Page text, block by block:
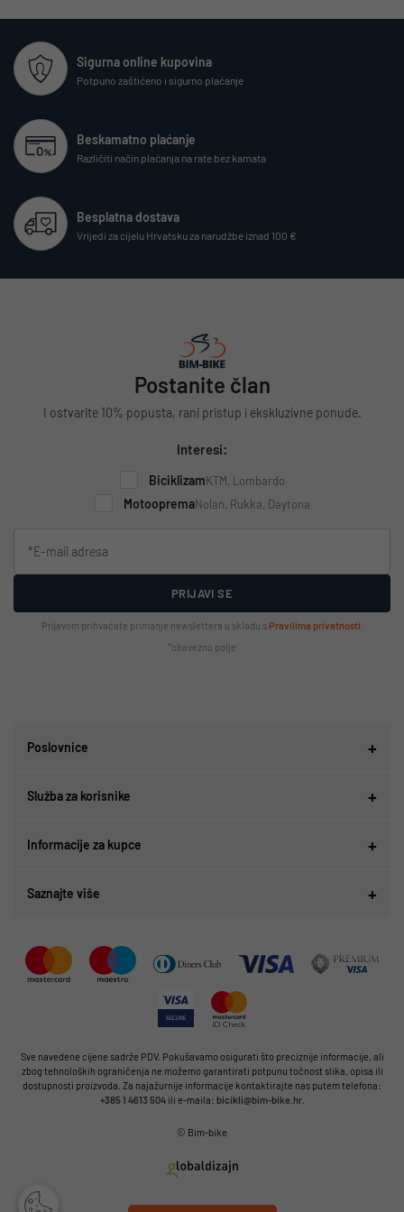
Sigurna online kupovina
Potpuno zaštićeno i sigurno plaćanje
Beskamatno plaćanje
Različiti način plaćanja na rate bez kamata
Besplatna dostava
Vrijedi za cijelu Hrvatsku za narudžbe iznad 100 €
Postanite član
I ostvarite 10% popusta, rani pristup i ekskluzivne ponude.
Interesi:
BiciklizamKTM, Lombardo
MotoopremaNolan, Rukka, Daytona
PRIJAVI SE
Prijavom prihvaćate primanje newslettera u skladu s Pravilima privatnosti
*obavezno polje
Poslovnice
Služba za korisnike
Informacije za kupce
Saznajte više
Sve navedene cijene sadrže PDV. Pokušavamo osigurati što preciznije informacije, ali
zbog tehnoloških ograničenja ne možemo garantirati potpunu točnost slika, opisa ili
dostupnosti proizvoda. Za najažurnije informacije kontaktirajte nas putem telefona:
+385 1 4613 504ili e-maila: bicikli@bim-bike.hr.
© Bim-bike